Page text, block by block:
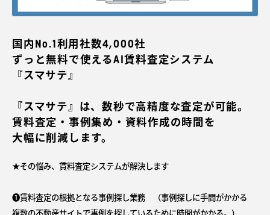
国内No.1利用社数4,000社
ずっと無料で使えるAI賃料査定システム
『スマサテ』
『スマサテ』は、数秒で高精度な査定が可能。
賃料査定・事例集め・資料作成の時間を
大幅に削減します。
★その悩み、賃料査定システムが解決します
➊賃料査定の根拠となる事例探し業務 （事例探しに手間がかかる